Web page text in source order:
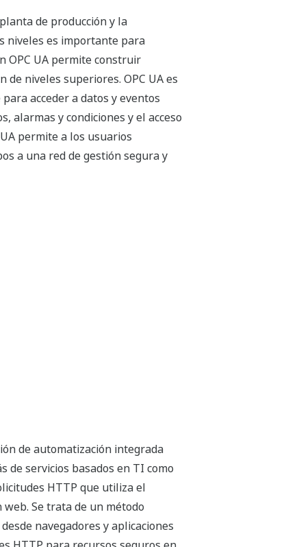
de producción y la
niveles es importante para
OPC UA permite construir
niveles superiores. OPC UA es
acceder a datos y eventos
alarmas y condiciones y el acceso
permite a los usuarios
a una red de gestión segura y
de automatización integrada
de servicios basados en TI como
HTTP que utiliza el
web. Se trata de un método
navegadores y aplicaciones